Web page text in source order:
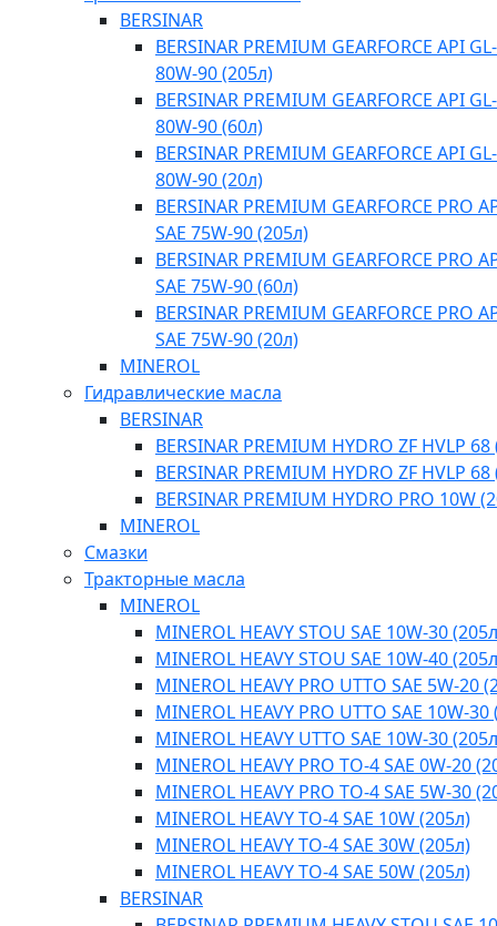
BERSINAR
BERSINAR PREMIUM GEARFORCE API
80W-90 (205л)
BERSINAR PREMIUM GEARFORCE API
80W-90 (60л)
BERSINAR PREMIUM GEARFORCE API
80W-90 (20л)
BERSINAR PREMIUM GEARFORCE PRO
SAE 75W-90 (205л)
BERSINAR PREMIUM GEARFORCE PRO
SAE 75W-90 (60л)
BERSINAR PREMIUM GEARFORCE PRO
SAE 75W-90 (20л)
MINEROL
Гидравлические масла
BERSINAR
BERSINAR PREMIUM HYDRO ZF HVLP
BERSINAR PREMIUM HYDRO ZF HVLP 68
BERSINAR PREMIUM HYDRO PRO 10W
MINEROL
Смазки
Тракторные масла
MINEROL
MINEROL HEAVY STOU SAE 10W-30
MINEROL HEAVY STOU SAE 10W-40
MINEROL HEAVY PRO UTTO SAE 5W-20
MINEROL HEAVY PRO UTTO SAE 10W-30
MINEROL HEAVY UTTO SAE 10W-30
MINEROL HEAVY PRO TO-4 SAE 0W-20
MINEROL HEAVY PRO TO-4 SAE 5W-30
MINEROL HEAVY TO-4 SAE 10W (205л)
MINEROL HEAVY TO-4 SAE 30W (205л)
MINEROL HEAVY TO-4 SAE 50W (205л)
BERSINAR